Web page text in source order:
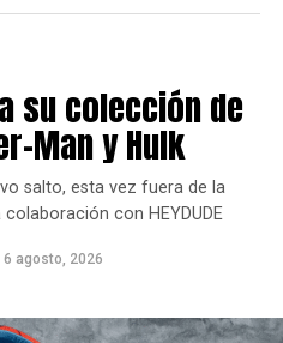
“Pero aún no debo
su colección de
Man y Hulk
salto, esta vez fuera de la
con HEYDUDE
6 agosto, 2026